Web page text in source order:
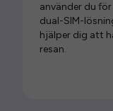
använder du
dual-SIM-
hjälper dig att
resan.